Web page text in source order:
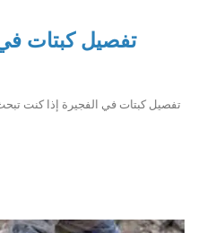
تفصيل كبتات في الفجيرة إذا كنت